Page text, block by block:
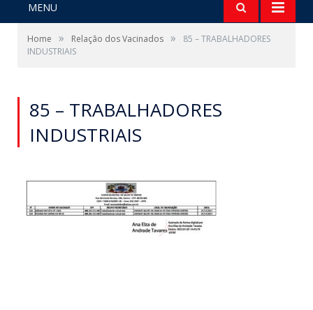
MENU
Home » Relação dos Vacinados »
85 – TRABALHADORES
INDUSTRIAIS
85 – TRABALHADORES
INDUSTRIAIS